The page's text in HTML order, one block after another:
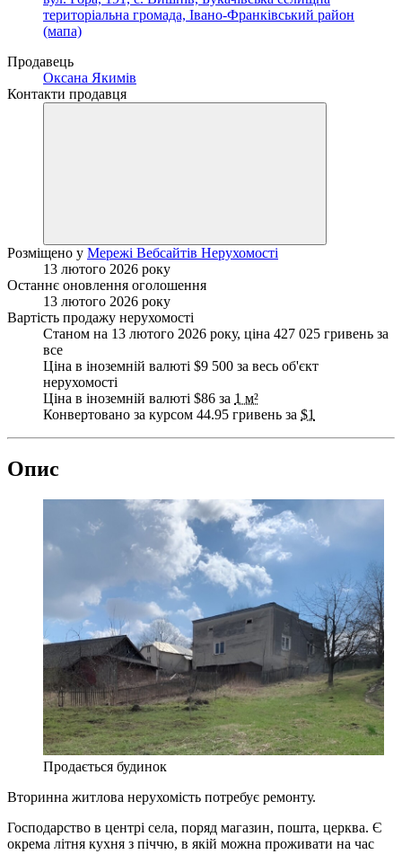
територіальна громада, Івано-Франківський район
(мапа)
Продавець
Оксана Якимів
Контакти продавця
Розміщено у Мережі Вебсайтів Нерухомості
13 лютого 2026 року
Останнє оновлення оголошення
13 лютого 2026 року
Вартість продажу нерухомості
Станом на 13 лютого 2026 року, ціна 427 025 гривень за
все
Ціна в іноземній валюті $9 500 за весь об'єкт
нерухомості
Ціна в іноземній валюті $86 за 1 м²
Конвертовано за курсом 44.95 гривень за $1
Опис
Продається будинок
Вторинна житлова нерухомість потребує ремонту.
Господарство в центрі села, поряд магазин, пошта, церква. Є
окрема літня кухня з піччю, в якій можна проживати на час